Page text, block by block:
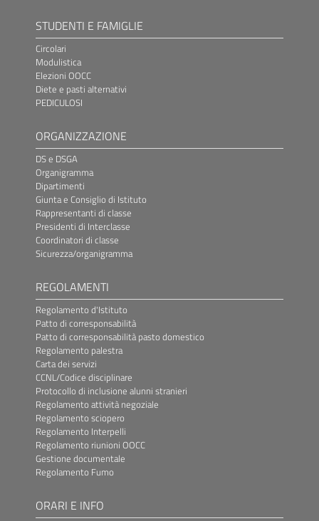
STUDENTI E FAMIGLIE
Circolari
Modulistica
Elezioni OOCC
Diete e pasti alternativi
PEDICULOSI
ORGANIZZAZIONE
DS e DSGA
Organigramma
Dipartimenti
Giunta e Consiglio di Istituto
Rappresentanti di classe
Presidenti di Interclasse
Coordinatori di classe
Sicurezza/organigramma
REGOLAMENTI
Regolamento d'Istituto
Patto di corresponsabilità
Patto di corresponsabilità pasto domestico
Regolamento palestra
Carta dei servizi
CCNL/Codice disciplinare
Protocollo di inclusione alunni stranieri
Regolamento attività negoziale
Regolamento sciopero
Regolamento Interpelli
Regolamento riunioni OOCC
Gestione documentale
Regolamento Fumo
ORARI E INFO